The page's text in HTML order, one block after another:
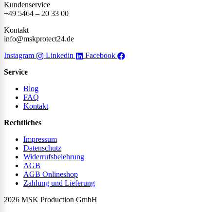
Kundenservice
+49 5464 – 20 33 00
Kontakt
info@mskprotect24.de
Instagram
Linkedin Facebook
Service
Blog
FAQ
Kontakt
Rechtliches
Impressum
Datenschutz
Widerrufsbelehrung
AGB
AGB Onlineshop
Zahlung und Lieferung
2026 MSK Production GmbH